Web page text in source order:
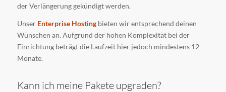
der Verlängerung gekündigt werden.
Unser Enterprise Hostingbieten wir entsprechend deinen
Wünschen an. Aufgrund der hohen Komplexität bei der
Einrichtung beträgt die Laufzeit hier jedoch mindestens 12
Monate.
Kann ich meine Pakete upgraden?